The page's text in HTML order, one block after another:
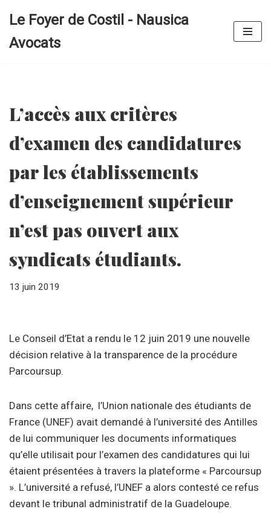
au
Le Foyer de Costil - Nausica
Avocats
L’accès aux critères
d’examen des candidatures
par les établissements
d’enseignement supérieur
n’est pas ouvert aux
syndicats étudiants.
13 juin 2019
Le Conseil d’Etat a rendu le 12 juin 2019 une nouvelle
décision relative à la transparence de la procédure
Parcoursup.
Dans cette affaire, l’Union nationale des étudiants de
France (UNEF) avait demandé à l’université des Antilles
de lui communiquer les documents informatiques
qu’elle utilisait pour l’examen des candidatures qui lui
étaient présentées à travers la plateforme « Parcoursup
». L’université a refusé, l’UNEF a alors contesté ce refus
devant le tribunal administratif de la Guadeloupe.